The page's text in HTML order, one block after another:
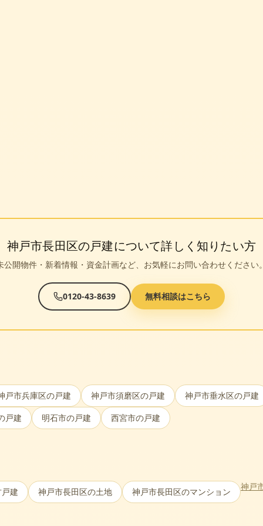
神戸市長田区の戸建について詳しく知りたい方
公開物件・新着情報・資金計画など、お気軽にお問い合わせください
0120-43-8639 無料相談はこちら
戸市兵庫区の戸建 神戸市須磨区の戸建 神戸市垂水区の戸建
戸建
明石市の戸建 西宮市の戸建
建 神戸市長田区の土地 神戸市長田区のマンション 神戸